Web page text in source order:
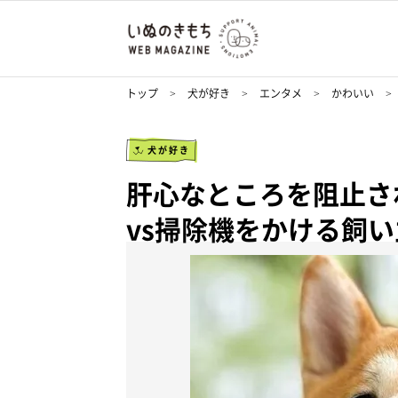
トップ 犬が好き エンタメ かわいい
犬が好き
肝心なところを阻止
vs掃除機をかける飼